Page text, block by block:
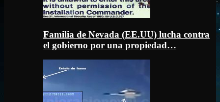
Familia de Nevada (EE.UU) lucha contra
el gobierno por una propiedad…